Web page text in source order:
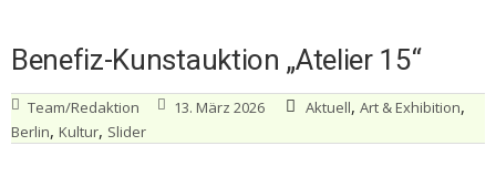
Benefiz-Kunstauktion „Atelier 15“
Team/Redaktion 13. März 2026 Aktuell, Art & Exhibition,
Berlin, Kultur, Slider